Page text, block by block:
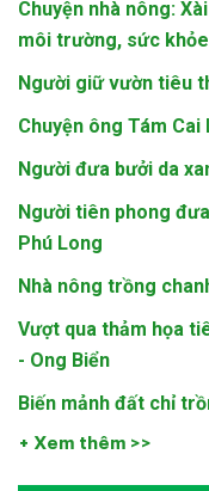
Chuyện nhà nông:
môi trường, sức
Người giữ vườn tiêu
Chuyện ông Tám Cai
Người đưa bưởi da
Người tiên phong
Phú Long
Nhà nông trồng
Vượt qua thảm họa
- Ong Biển
Biến mảnh đất chỉ
+ Xem thêm >>